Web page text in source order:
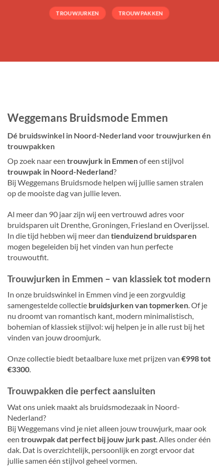
TROUWJURKEN TROUWPAKKEN
Weggemans Bruidsmode Emmen
Dé bruidswinkel in Noord-Nederland voor trouwjurken én
trouwpakken
Op zoek naar een trouwjurk in Emmenof een stijlvol
trouwpak in Noord-Nederland?
Bij Weggemans Bruidsmode helpen wij jullie samen stralen
op de mooiste dag van jullie leven.
Al meer dan 90 jaar zijn wij een vertrouwd adres voor
bruidsparen uit Drenthe, Groningen, Friesland en Overijssel.
In die tijd hebben wij meer dan tienduizend bruidsparen
mogen begeleiden bij het vinden van hun perfecte
trouwoutfit.
Trouwjurken in Emmen – van klassiek tot modern
In onze bruidswinkel in Emmen vind je een zorgvuldig
samengestelde collectie bruidsjurken van topmerken. Of je
nu droomt van romantisch kant, modern minimalistisch,
bohemian of klassiek stijlvol: wij helpen je in alle rust bij het
vinden van jouw droomjurk.
Onze collectie biedt betaalbare luxe met prijzen van €998 tot
€3300.
Trouwpakken die perfect aansluiten
Wat ons uniek maakt als bruidsmodezaak in Noord-
Nederland?
Bij Weggemans vind je niet alleen jouw trouwjurk, maar ook
een trouwpak dat perfect bij jouw jurk past . Alles onder één
dak. Dat is overzichtelijk, persoonlijk en zorgt ervoor dat
jullie samen één stijlvol geheel vormen.